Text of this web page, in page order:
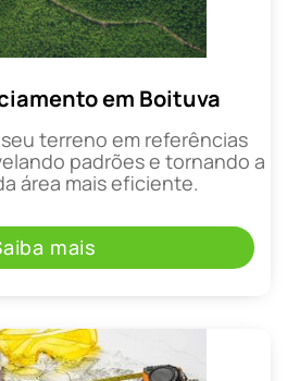
em Boituva
terreno em referências
padrões e tornando a
área mais eficiente.
mais